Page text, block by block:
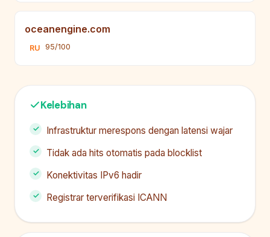
oceanengine.com
RU 95/100
Kelebihan
Infrastruktur merespons dengan latensi wajar
Tidak ada hits otomatis pada blocklist
Konektivitas IPv6 hadir
Registrar terverifikasi ICANN